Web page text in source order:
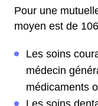
Pour une
moyen est de
Les soins
médecin
médicaments
Les soins